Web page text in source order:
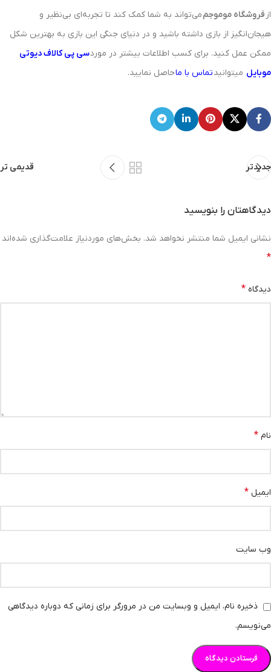
از فروشگاه موموجممی‌تواند به شما کمک کند تا تجربه‌ای بی‌نظیر و
هیجان‌انگیز از بازی داشته باشید و در دنیای جنگی این بازی به بهترین شکل
ممکن عمل کنید. برای کسب اطلاعات بیشتر در موردسی پی کالاف دیوتی
موبایل میتوانیدتماس با ماحاصل نمایید.
جدیدتر قدیمی تر
دیدگاهتان را بنویسید
نشانی ایمیل شما منتشر نخواهد شد. بخش‌های موردنیاز علامت‌گذاری شده‌اند
*
دیدگاه *
نام *
ایمیل *
وب‌ سایت
ذخیره نام، ایمیل و وبسایت من در مرورگر برای زمانی که دوباره دیدگاهی
می‌نویسم.